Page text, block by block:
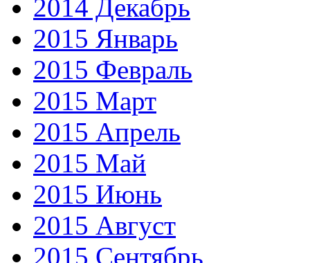
2014 Декабрь
2015 Январь
2015 Февраль
2015 Март
2015 Апрель
2015 Май
2015 Июнь
2015 Август
2015 Сентябрь